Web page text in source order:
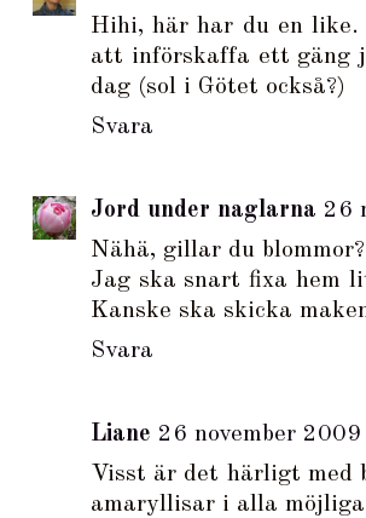
Hihi, här har du en
att införskaffa ett gäng
dag (sol i Götet också?)
Svara
Jord under naglarna 26
Nähä, gillar du
Jag ska snart fixa hem
Kanske ska skicka
Svara
Liane 26 november
Visst är det härligt med
amaryllisar i alla